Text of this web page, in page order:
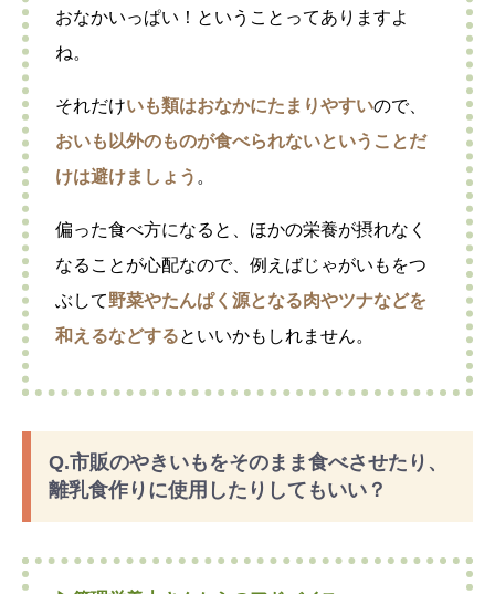
おなかいっぱい！ということってありますよ
ね。
それだけいも類はおなかにたまりやすいので、
おいも以外のものが食べられないということだ
けは避けましょう 。
偏った食べ方になると、ほかの栄養が摂れなく
なることが心配なので、例えばじゃがいもをつ
ぶして野菜やたんぱく源となる肉やツナなどを
和えるなどするといいかもしれません。
Q.市販のやきいもをそのまま食べさせたり、
離乳食作りに使用したりしてもいい？